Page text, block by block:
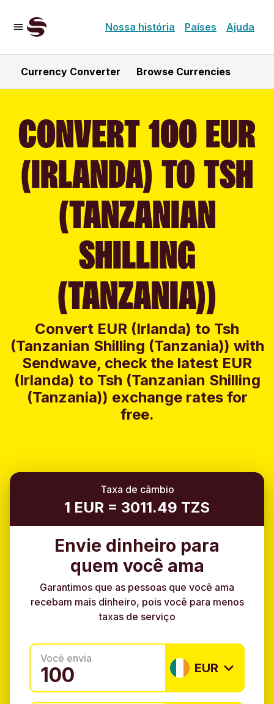
Nossa história Países Ajuda
Currency Converter Browse Currencies
CONVERT 100 EUR
(IRLANDA) TO TSH
(TANZANIAN
SHILLING
(TANZANIA))
Convert EUR (Irlanda) to Tsh
(Tanzanian Shilling (Tanzania)) with
Sendwave, check the latest EUR
(Irlanda) to Tsh (Tanzanian Shilling
(Tanzania)) exchange rates for
free.
Taxa de câmbio
1 EUR = 3011.49 TZS
Envie dinheiro para
quem você ama
Garantimos que as pessoas que você ama
recebam mais dinheiro, pois você para menos
taxas de serviço
Você envia
EUR